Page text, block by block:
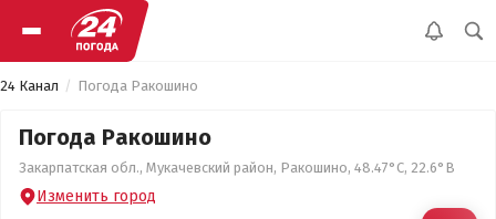
24 Канал Погода Ракошино
Погода Ракошино
Закарпатская обл., Мукачевский район, Ракошино, 48.47°С, 22.6°В
Изменить город